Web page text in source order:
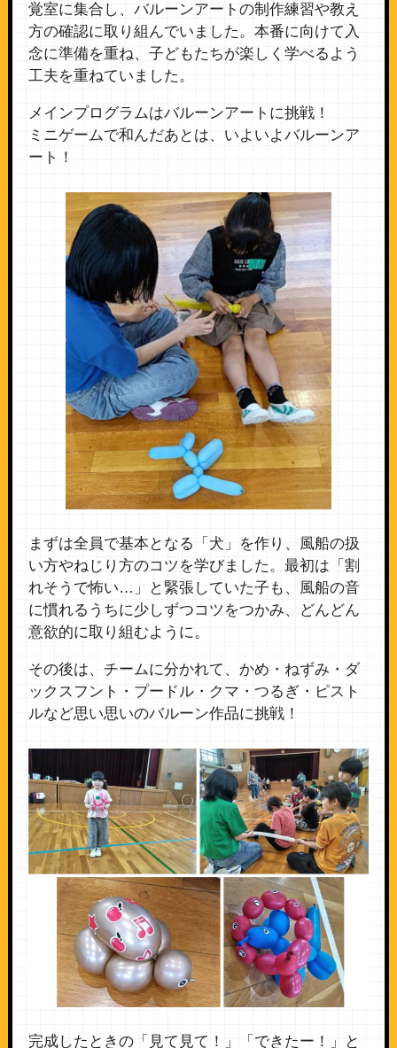
覚室に集合し、バルーンアートの制作練習や教え
方の確認に取り組んでいました。本番に向けて入
念に準備を重ね、子どもたちが楽しく学べるよう
工夫を重ねていました。
メインプログラムはバルーンアートに挑戦！
ミニゲームで和んだあとは、いよいよバルーンア
ート！
まずは全員で基本となる「犬」を作り、風船の扱
い方やねじり方のコツを学びました。最初は「割
れそうで怖い…」と緊張していた子も、風船の音
に慣れるうちに少しずつコツをつかみ、どんどん
意欲的に取り組むように。
その後は、チームに分かれて、かめ・ねずみ・ダ
ックスフント・プードル・クマ・つるぎ・ピスト
ルなど思い思いのバルーン作品に挑戦！
完成したときの「見て見て！」「できたー！」と